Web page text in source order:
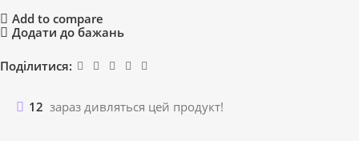
Add to compare
Додати до бажань
Поділитися:
12 зараз дивляться цей продукт!